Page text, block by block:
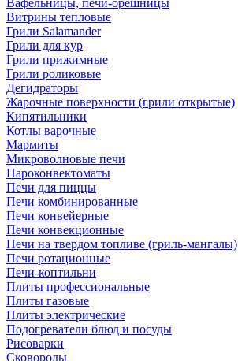
Вафельницы, печи-орешницы
Витрины тепловые
Грили Salamander
Грили для кур
Грили прижимные
Грили роликовые
Дегидраторы
Жарочные поверхности (грили открытые)
Кипятильники
Котлы варочные
Мармиты
Микроволновые печи
Пароконвектоматы
Печи для пиццы
Печи комбинированные
Печи конвейерные
Печи конвекционные
Печи на твердом топливе (гриль-мангалы)
Печи ротационные
Печи-коптильни
Плиты профессиональные
Плиты газовые
Плиты электрические
Подогреватели блюд и посуды
Рисоварки
Сковороды